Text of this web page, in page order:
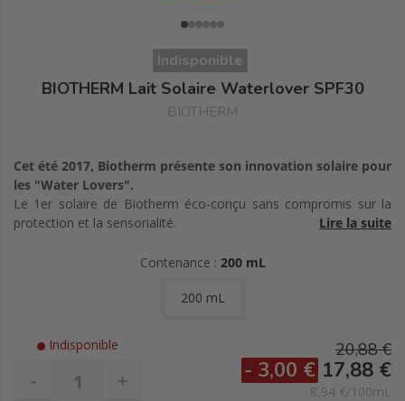
Indisponible
BIOTHERM Lait Solaire Waterlover SPF30
BIOTHERM
Cet été 2017, Biotherm présente son innovation solaire pour
les "Water Lovers".
Le 1er solaire de Biotherm éco-conçu sans compromis sur la
protection et la sensorialité.
profil environnemental** dans une formule biodégradable à
Maintenant vous pouvez mieux protéger ceux que vous aimez :
Lire la suite
Contenance : 200 mL
200 mL
Indisponible
- +
20,88 €
- 3,00 € 17,88 €
8,94 €/100mL